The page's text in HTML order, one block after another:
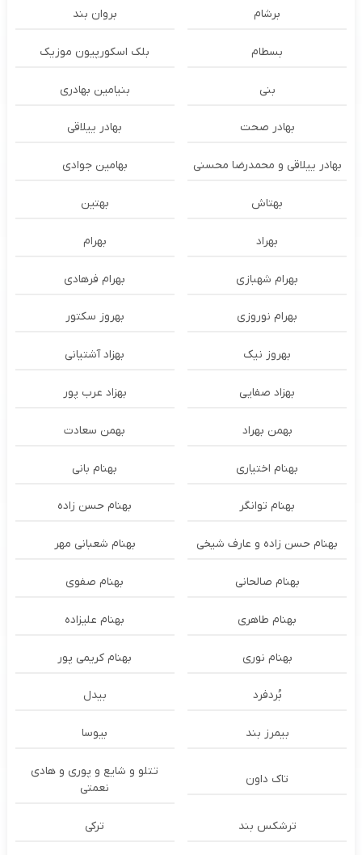
برشام بروان بند
بسطام بلک اسکورپیون موزیک
بنی بنیامین بهادری
بهادر صحت بهادر ییلاقی
بهادر ییلاقی و محمدرضا محسنی بهامین جوادی
بهتاش بهتین
بهراد بهرام
بهرام شهبازی بهرام فرهادی
بهرام نوروزی بهروز سکتور
بهروز نیک بهزاد آشتیانی
بهزاد صفایی بهزاد عرب پور
بهمن بهراد بهمن سعادت
بهنام اختیاری بهنام بانی
بهنام توانگر بهنام حسن زاده
بهنام حسن زاده و عارف شیخی بهنام شعبانی مهر
بهنام صالحانی بهنام صفوی
بهنام طاهری بهنام علیزاده
بهنام نوری بهنام کریمی پور
بُردفرد بیدل
بیمرز بند بیوسا
تاک داون
تتلو و شایع و پوری و هادی
نعمتی
ترشكس بند ترکی